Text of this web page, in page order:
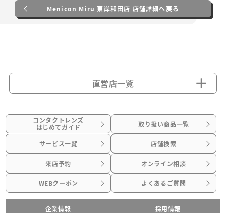
Menicon Miru 東岸和田店 店舗詳細へ戻る
直営店一覧
コンタクトレンズ
はじめてガイド 取り扱い商品一覧
サービス一覧 店舗検索
来店予約 オンライン相談
WEBクーポン よくあるご質問
企業情報 採用情報